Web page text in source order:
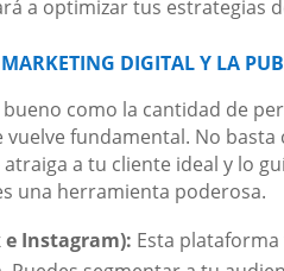
a optimizar tus estrategias
DIGITAL Y LA
como la cantidad de
vuelve fundamental. No
a tu cliente ideal y lo
una herramienta poderosa.
e Instagram): Esta